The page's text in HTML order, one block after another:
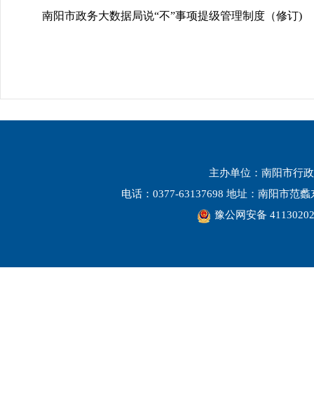
南阳市政务大数据局说“不”事项提级管理制度（修订)
主办单位：南阳市行
电话：0377-63137698 地址：南阳市范
豫公网安备